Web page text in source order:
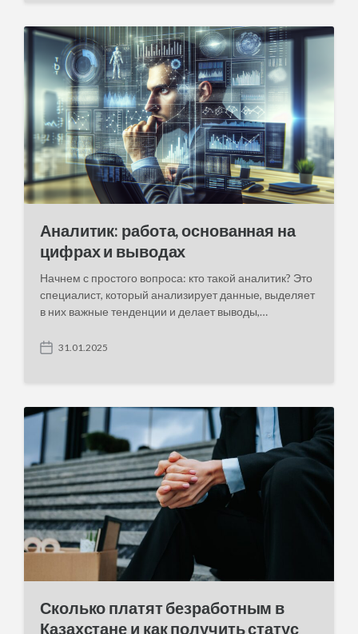
d
t
Аналитик: работа, основанная на
цифрах и выводах
Начнем с простого вопроса: кто такой аналитик? Это
специалист, который анализирует данные, выделяет
в них важные тенденции и делает выводы,…
P
d
a
t
e
31.01.2025
Сколько платят безработным в
Казахстане и как получить статус